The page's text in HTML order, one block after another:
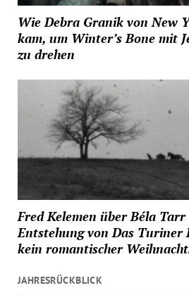
Wie Debra Granik von New
kam, um Winter’s Bone mit
zu drehen
Fred Kelemen über Béla
Entstehung von Das Turiner
kein romantischer
JAHRESRÜCKBLICK